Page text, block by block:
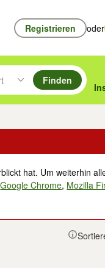
Registrieren oder
durchsuchen und
um zu suchen,
des gewählten Orts
Finden
hat. Um weiterhin
Google Chrome, Mozilla